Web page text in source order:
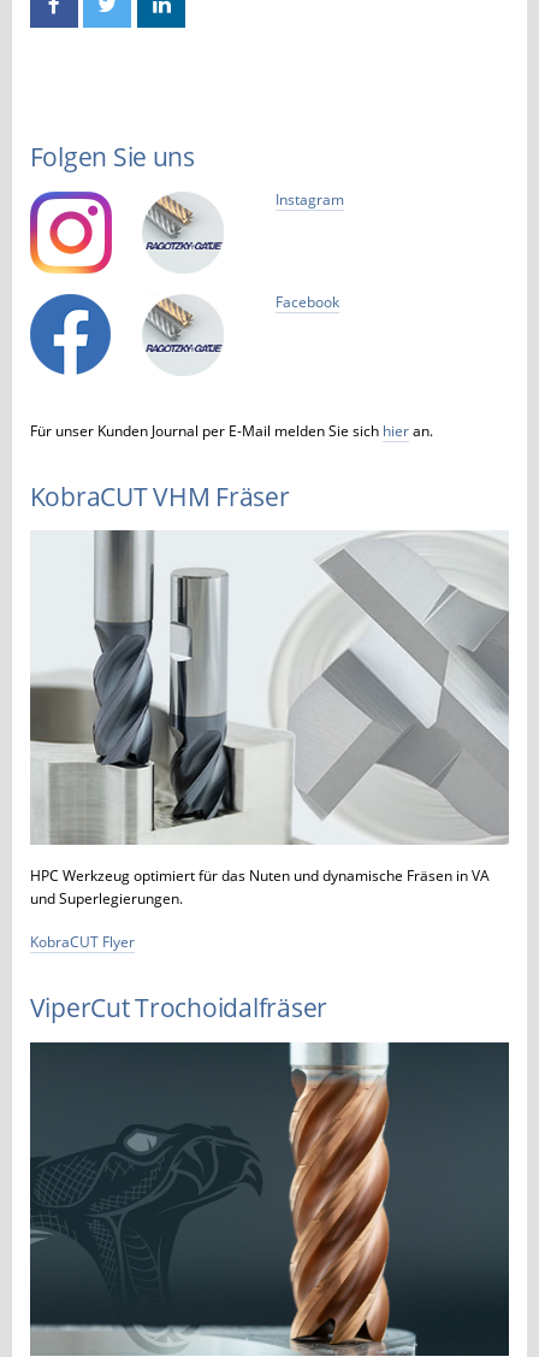
Folgen Sie uns
Instagram
Facebook
Für unser Kunden Journal per E-Mail melden Sie sich hieran.
KobraCUT VHM Fräser
HPC Werkzeug optimiert für das Nuten und dynamische Fräsen in VA
und Superlegierungen.
KobraCUT Flyer
ViperCut Trochoidalfräser